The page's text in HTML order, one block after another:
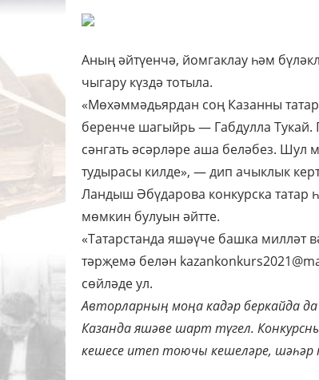
Аның әйтүенчә, йомгаклау һәм
чыгару күздә тотыла.
«Мөхәммәдьярдан соң Казанны
беренче шагыйрь — Габдулла
сәнгать әсәрләре аша беләбез. Шул
тудырасы килде», — дип ачыклык
Ландыш Әбүдарова конкурска татар
мөмкин булуын әйтте.
«Татарстанда яшәүче башка милләт
тәрҗемә белән
сөйләде ул.
Авторларның моңа кадәр беркайда
Казанда яшәве шарт түгел.
кешесе итеп тоючы кешеләре,